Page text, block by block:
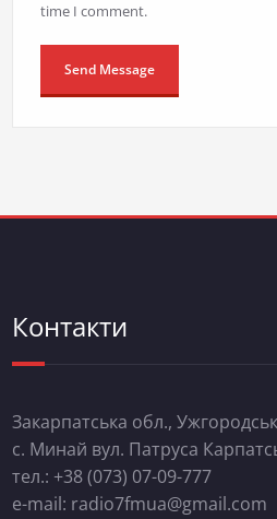
time I comment.
Контакти
Закарпатська обл.,
с. Минай вул. Патруса
тел.: +38 (073) 07-09-777
e-mail: radio7fmua@gmail.com